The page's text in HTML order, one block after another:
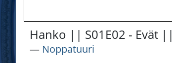
Hanko || S01E02 - Evät
― Noppatuuri